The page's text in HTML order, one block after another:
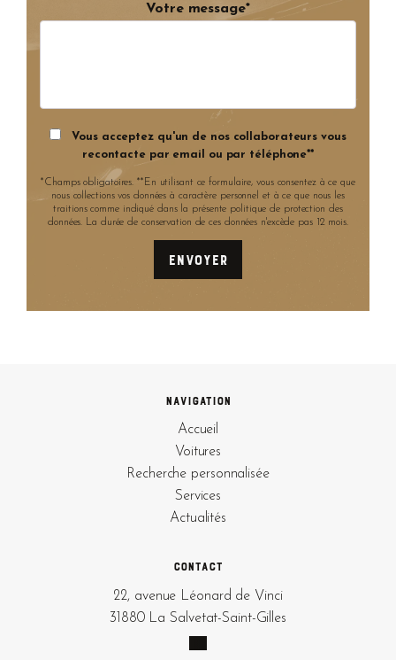
Votre message*
Vous acceptez qu'un de nos collaborateurs vous
recontacte par email ou par téléphone**
*Champs obligatoires. **En utilisant ce formulaire, vous consentez à ce que
nous collections vos données à caractère personnel et à ce que nous les
traitions comme indiqué dans la présente politique de protection des
données. La durée de conservation de ces données n'excède pas 12 mois.
Navigation
Accueil
Voitures
Recherche personnalisée
Services
Actualités
Contact
22, avenue Léonard de Vinci
31880 La Salvetat-Saint-Gilles